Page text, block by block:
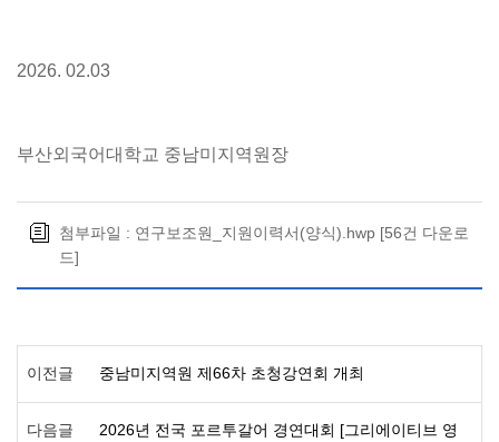
2026. 02.03
부산외국어대학교 중남미지역원장
첨부파일 : 연구보조원_지원이력서(양식).hwp [56건 다운로
드]
이전글 중남미지역원 제66차 초청강연회 개최
다음글
2026년 전국 포르투갈어 경연대회 [그리에이티브 영